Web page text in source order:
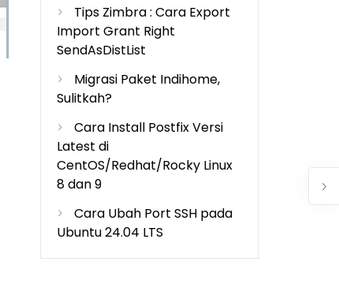
Tips Zimbra : Cara Export
Import Grant Right
SendAsDistList
Migrasi Paket Indihome,
Sulitkah?
Cara Install Postfix Versi
Latest di
CentOS/Redhat/Rocky Linux
8 dan 9
Cara Ubah Port SSH pada
Ubuntu 24.04 LTS